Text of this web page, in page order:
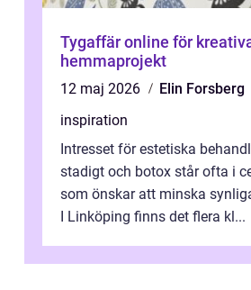
Tygaffär online för
hemmaprojekt
12 maj 2026
Elin Forsberg
inspiration
Intresset för estetiska
stadigt och botox står ofta i
som önskar att minska
I Linköping finns det flera kl...